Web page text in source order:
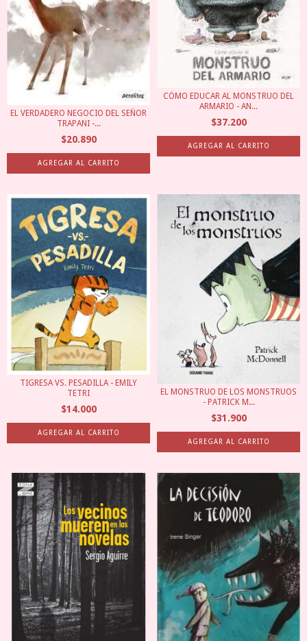
EL VERDADERO NEGOCIO DEL SEÑOR
TRAPANI -...
$20.890
CÓMO EDUCAR AL MONSTRUO DEL
ARMARIO - AN...
$37.200
TIGRESA VS. PESADILLA - EMILY
TETRI
$14.000
EL MONSTRUO DE LOS MONSTRUOS
- PATRICK M...
$31.900